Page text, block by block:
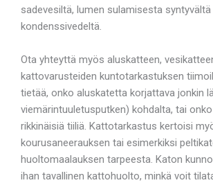
sadevesiltä, lumen sulamisesta
kondenssivedeltä.
Ota yhteyttä myös aluskatteen,
kattovarusteiden kuntotarkastuksen
tietää, onko aluskatetta korjattava jonkin
viemärintuuletusputken) kohdalta, tai
rikkinäisiä tiiliä. Kattotarkastus kertoisi
kourusaneerauksen tai esimerkiksi
huoltomaalauksen tarpeesta. Katon
ihan tavallinen kattohuolto, minkä voit